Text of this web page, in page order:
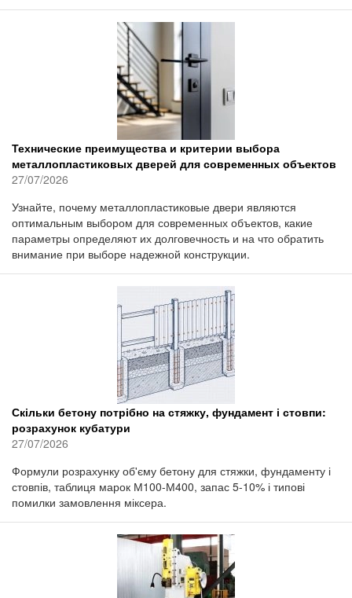
Технические преимущества и критерии выбора
металлопластиковых дверей для современных объектов
27/07/2026
Узнайте, почему металлопластиковые двери являются
оптимальным выбором для современных объектов, какие
параметры определяют их долговечность и на что обратить
внимание при выборе надежной конструкции.
Скільки бетону потрібно на стяжку, фундамент і стовпи:
розрахунок кубатури
27/07/2026
Формули розрахунку об'єму бетону для стяжки, фундаменту і
стовпів, таблиця марок М100-М400, запас 5-10% і типові
помилки замовлення міксера.